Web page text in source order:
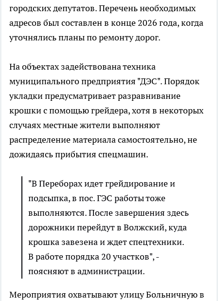
городских депутатов. Перечень необходимых
адресов был составлен в конце 2026 года, когда
уточнялись планы по ремонту дорог.
На объектах задействована техника
муниципального предприятия "ДЭС". Порядок
укладки предусматривает разравнивание
крошки с помощью грейдера, хотя в некоторых
случаях местные жители выполняют
распределение материала самостоятельно, не
дожидаясь прибытия спецмашин.
"В Переборах идет грейдирование и
подсыпка, в пос. ГЭС работы тоже
выполняются. После завершения здесь
дорожники перейдут в Волжский, куда
крошка завезена и ждет спецтехники.
В работе порядка 20 участков", -
поясняют в администрации.
Мероприятия охватывают улицу Больничную в